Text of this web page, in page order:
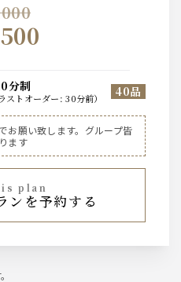
分制
ラストオーダー:30分前） 40品
ツ中瓶
のソフトドリンク等、基本
ります。
お願い致します。グループ皆
ます
plan
ランを予約する